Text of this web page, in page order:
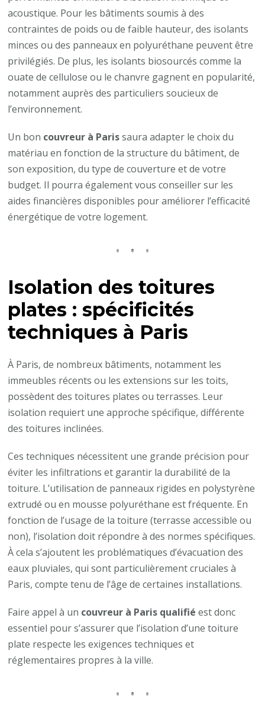
acoustique. Pour les bâtiments soumis à des
contraintes de poids ou de faible hauteur, des isolants
minces ou des panneaux en polyuréthane peuvent être
privilégiés. De plus, les isolants biosourcés comme la
ouate de cellulose ou le chanvre gagnent en popularité,
notamment auprès des particuliers soucieux de
l’environnement.
Un bon couvreur à Parissaura adapter le choix du
matériau en fonction de la structure du bâtiment, de
son exposition, du type de couverture et de votre
budget. Il pourra également vous conseiller sur les
aides financières disponibles pour améliorer l’efficacité
énergétique de votre logement.
Isolation des toitures
plates : spécificités
techniques à Paris
À Paris, de nombreux bâtiments, notamment les
immeubles récents ou les extensions sur les toits,
possèdent des toitures plates ou terrasses. Leur
isolation requiert une approche spécifique, différente
des toitures inclinées.
Ces techniques nécessitent une grande précision pour
éviter les infiltrations et garantir la durabilité de la
toiture. L’utilisation de panneaux rigides en polystyrène
extrudé ou en mousse polyuréthane est fréquente. En
fonction de l’usage de la toiture (terrasse accessible ou
non), l’isolation doit répondre à des normes spécifiques.
À cela s’ajoutent les problématiques d’évacuation des
eaux pluviales, qui sont particulièrement cruciales à
Paris, compte tenu de l’âge de certaines installations.
Faire appel à un couvreur à Paris qualifié est donc
essentiel pour s’assurer que l’isolation d’une toiture
plate respecte les exigences techniques et
réglementaires propres à la ville.